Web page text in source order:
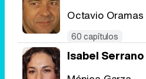
Octavio Oramas
60 capítulos
Isabel Serrano